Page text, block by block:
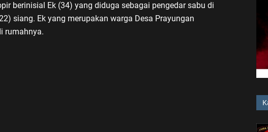
berinisial Ek (34) yang diduga sebagai pengedar sabu di
siang. Ek yang merupakan warga Desa Prayungan
rumahnya.